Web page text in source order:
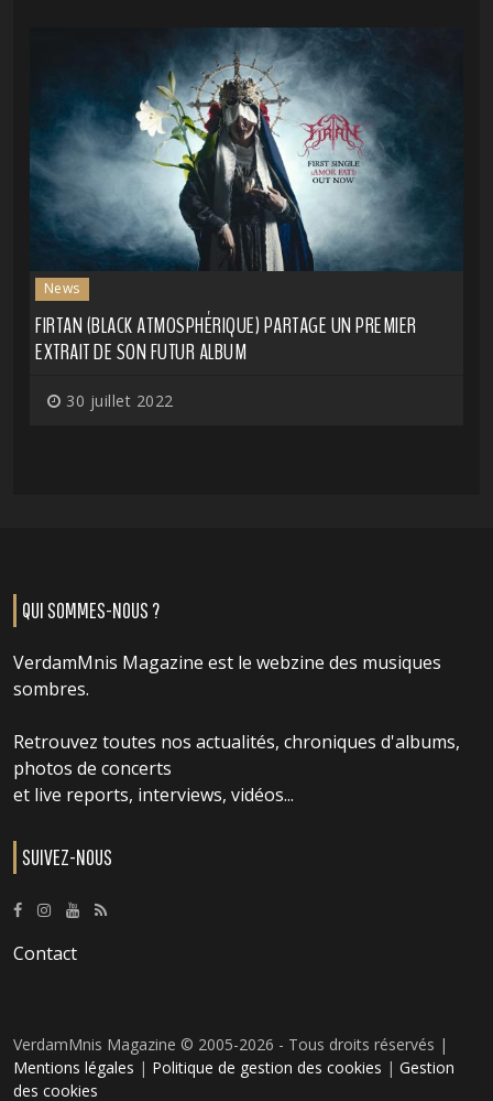
News
FIRTAN (BLACK ATMOSPHÉRIQUE) PARTAGE UN PREMIER
EXTRAIT DE SON FUTUR ALBUM
30 juillet 2022
QUI SOMMES-NOUS ?
VerdamMnis Magazine est le webzine des musiques
sombres.
Retrouvez toutes nos actualités, chroniques d'albums,
photos de concerts
et live reports, interviews, vidéos...
SUIVEZ-NOUS
Contact
VerdamMnis Magazine © 2005-2026 - Tous droits réservés |
Mentions légales | Politique de gestion des cookies | Gestion
des cookies